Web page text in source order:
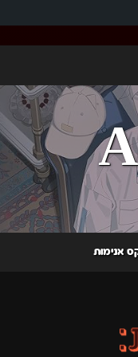
אנימות